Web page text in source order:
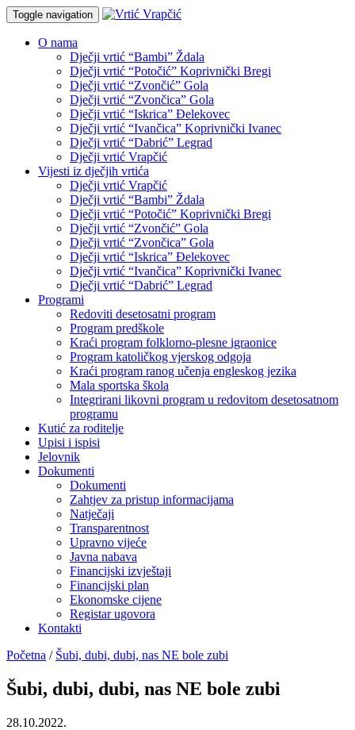
Toggle navigation
O nama
Dječji vrtić “Bambi” Ždala
Dječji vrtić “Potočić” Koprivnički Bregi
Dječji vrtić “Zvončić” Gola
Dječji vrtić “Zvončica” Gola
Dječji vrtić “Iskrica” Đelekovec
Dječji vrtić “Ivančica” Koprivnički Ivanec
Dječji vrtić “Dabrić” Legrad
Dječji vrtić Vrapčić
Vijesti iz dječjih vrtića
Dječji vrtić Vrapčić
Dječji vrtić “Bambi” Ždala
Dječji vrtić “Potočić” Koprivnički Bregi
Dječji vrtić “Zvončić” Gola
Dječji vrtić “Zvončica” Gola
Dječji vrtić “Iskrica” Đelekovec
Dječji vrtić “Ivančica” Koprivnički Ivanec
Dječji vrtić “Dabrić” Legrad
Programi
Redoviti desetosatni program
Program predškole
Kraći program folklorno-plesne igraonice
Program katoličkog vjerskog odgoja
Kraći program ranog učenja engleskog jezika
Mala sportska škola
Integrirani likovni program u redovitom desetosatnom
programu
Kutić za roditelje
Upisi i ispisi
Jelovnik
Dokumenti
Dokumenti
Zahtjev za pristup informacijama
Natječaji
Transparentnost
Upravno vijeće
Javna nabava
Financijski izvještaji
Financijski plan
Ekonomske cijene
Registar ugovora
Kontakti
Početna / Šubi, dubi, dubi, nas NE bole zubi
Šubi, dubi, dubi, nas NE bole zubi
28.10.2022.